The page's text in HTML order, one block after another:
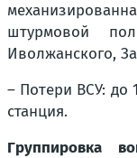
штурмовой
Иволжанского,
– Потери ВСУ: до
станция.
Группировка